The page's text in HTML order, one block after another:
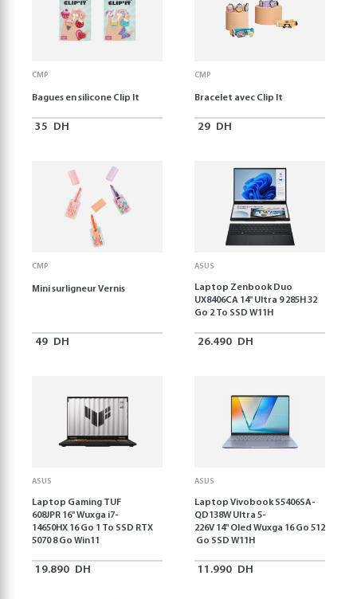
CMP
Bagues en silicone Clip It
35 DH
CMP
Bracelet avec Clip It
29 DH
CMP
Mini surligneur Vernis
49 DH
ASUS
Laptop Zenbook Duo
UX8406CA 14'' Ultra 9 285H 32
Go 2 To SSD W11H
26.490 DH
ASUS
Laptop Gaming TUF
608JPR 16'' Wuxga i7-
14650HX 16 Go 1 To SSD RTX
5070 8 Go Win11
19.890 DH
ASUS
Laptop Vivobook S5406SA-
QD138W Ultra 5-
226V 14" Oled Wuxga 16 Go 512
Go SSD W11H
11.990 DH